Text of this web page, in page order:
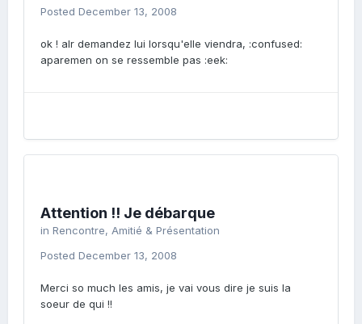
Posted December 13, 2008
ok ! alr demandez lui lorsqu'elle viendra, :confused:
aparemen on se ressemble pas :eek:
Attention !! Je débarque
in Rencontre, Amitié & Présentation
Posted December 13, 2008
Merci so much les amis, je vai vous dire je suis la
soeur de qui !!